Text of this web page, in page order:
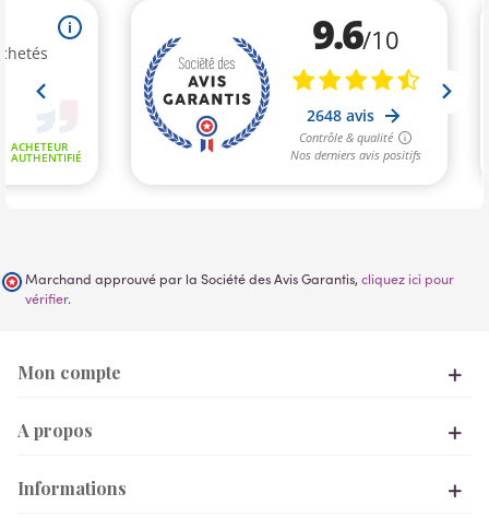
Marchand approuvé par la Société des Avis Garantis, cliquez ici pour
vérifier.
Mon compte
A propos
Informations